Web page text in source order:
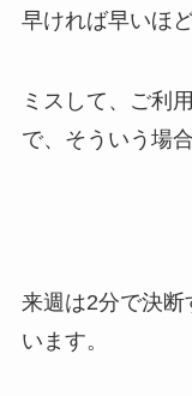
早ければ早いほ
ミスして、ご利
で、そういう場
来週は2分で決
います。